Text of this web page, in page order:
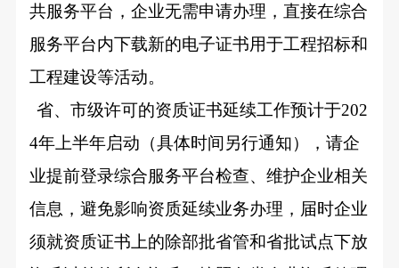
共服务平台，企业无需申请办理，直接在综合
服务平台内下载新的电子证书用于工程招标和
工程建设等活动。
省、市级许可的资质证书延续工作预计于202
4年上半年启动（具体时间另行通知），请企
业提前登录综合服务平台检查、维护企业相关
信息，避免影响资质延续业务办理，届时企业
须就资质证书上的除部批省管和省批试点下放